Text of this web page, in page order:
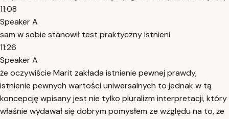
11:08
Speaker A
sam w sobie stanowił test praktyczny istnieni.
11:26
Speaker A
że oczywiście Marit zakłada istnienie pewnej prawdy,
istnienie pewnych wartości uniwersalnych to jednak w tą
koncepcję wpisany jest nie tylko pluralizm interpretacji, który
właśnie wydawał się dobrym pomysłem ze względu na to, że